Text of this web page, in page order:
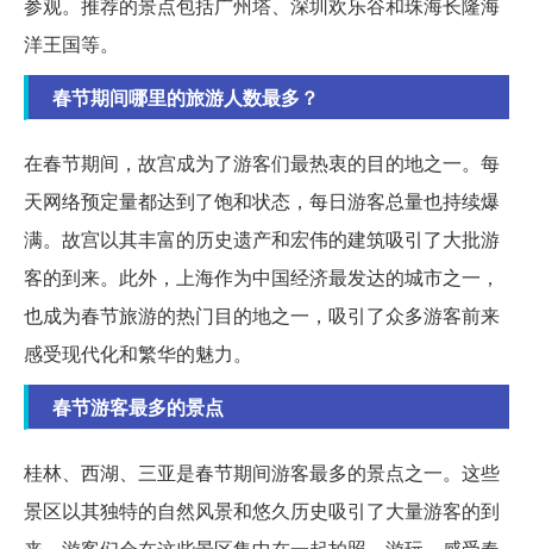
洋王国等。
春节期间哪里的旅游人数最多？
在春节期间，故宫成为了游客们最热衷的目的地之一。每
天网络预定量都达到了饱和状态，每日游客总量也持续爆
满。故宫以其丰富的历史遗产和宏伟的建筑吸引了大批游
客的到来。此外，上海作为中国经济最发达的城市之一，
也成为春节旅游的热门目的地之一，吸引了众多游客前来
感受现代化和繁华的魅力。
春节游客最多的景点
桂林、西湖、三亚是春节期间游客最多的景点之一。这些
景区以其独特的自然风景和悠久历史吸引了大量游客的到